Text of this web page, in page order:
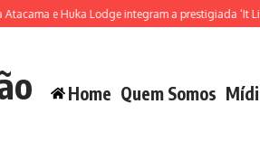
e Huka Lodge integram a prestigiada ‘It List
Home Quem Somos